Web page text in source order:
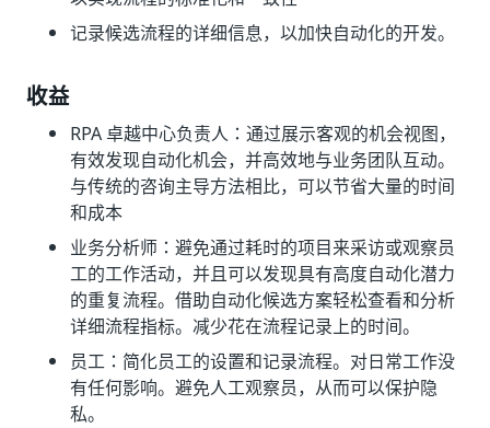
记录候选流程的详细信息，以加快自动化的开发。
收益
RPA 卓越中心负责人：通过展示客观的机会视图，
有效发现自动化机会，并高效地与业务团队互动。
与传统的咨询主导方法相比，可以节省大量的时间
和成本
业务分析师：避免通过耗时的项目来采访或观察员
工的工作活动，并且可以发现具有高度自动化潜力
的重复流程。借助自动化候选方案轻松查看和分析
详细流程指标。减少花在流程记录上的时间。
员工：简化员工的设置和记录流程。对日常工作没
有任何影响。避免人工观察员，从而可以保护隐
私。